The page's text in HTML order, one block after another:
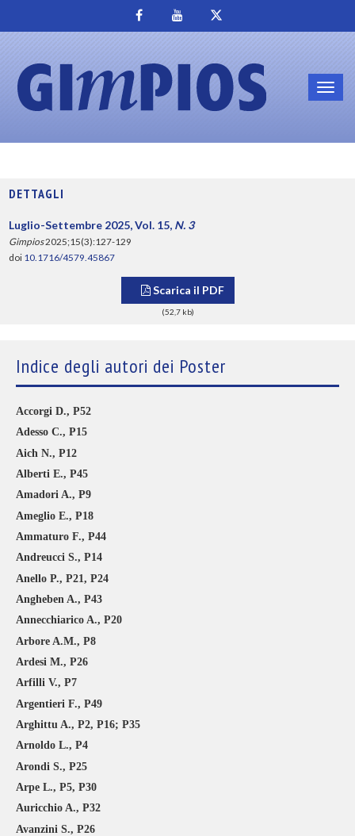
DETTAGLI
Luglio-Settembre 2025, Vol. 15, N. 3
Gimpios2025;15(3):127-129
doi 10.1716/4579.45867
Scarica il PDF
(52,7 kb)
Indice degli autori dei Poster
Accorgi D., P52
Adesso C., P15
Aich N., P12
Alberti E., P45
Amadori A., P9
Ameglio E., P18
Ammaturo F., P44
Andreucci S., P14
Anello P., P21, P24
Angheben A., P43
Annecchiarico A., P20
Arbore A.M., P8
Ardesi M., P26
Arfilli V., P7
Argentieri F., P49
Arghittu A., P2, P16; P35
Arnoldo L., P4
Arondi S., P25
Arpe L., P5, P30
Auricchio A., P32
Avanzini S., P26